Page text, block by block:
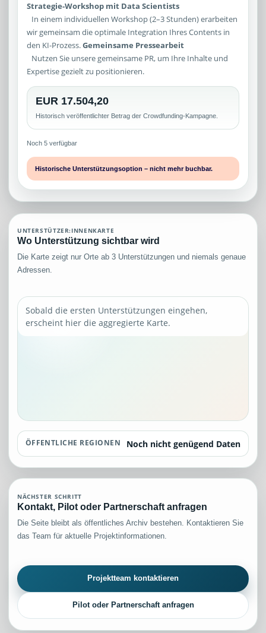
Strategie-Workshop mit Data Scientists
In einem individuellen Workshop (2–3 Stunden) erarbeiten
wir gemeinsam die optimale Integration Ihres Contents in
den KI-Prozess.Gemeinsame Pressearbeit
Nutzen Sie unsere gemeinsame PR, um Ihre Inhalte und
Expertise gezielt zu positionieren.
EUR 17.504,20
Historisch veröffentlichter Betrag der Crowdfunding-Kampagne.
Noch 5 verfügbar
Historische Unterstützungsoption – nicht mehr buchbar.
UNTERSTÜTZER:INNENKARTE
Wo Unterstützung sichtbar wird
Die Karte zeigt nur Orte ab 3 Unterstützungen und niemals genaue
Adressen.
Sobald die ersten Unterstützungen eingehen,
erscheint hier die aggregierte Karte.
ÖFFENTLICHE REGIONEN Noch nicht genügend Daten
NÄCHSTER SCHRITT
Kontakt, Pilot oder Partnerschaft anfragen
Die Seite bleibt als öffentliches Archiv bestehen. Kontaktieren Sie
das Team für aktuelle Projektinformationen.
Projektteam kontaktieren
Pilot oder Partnerschaft anfragen